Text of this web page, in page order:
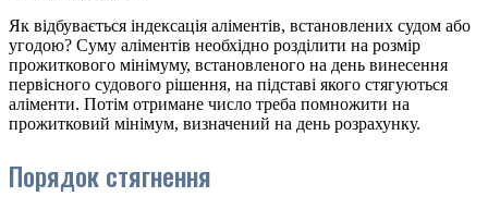
Як відбувається індексація аліментів, встановлених судом або
угодою? Суму аліментів необхідно розділити на розмір
прожиткового мінімуму, встановленого на день винесення
первісного судового рішення, на підставі якого стягуються
аліменти. Потім отримане число треба помножити на
прожитковий мінімум, визначений на день розрахунку.
Порядок стягнення